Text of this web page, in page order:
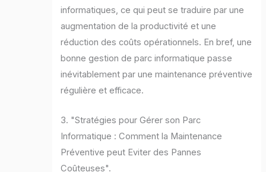
informatiques, ce qui peut se traduire par une
augmentation de la productivité et une
réduction des coûts opérationnels. En bref, une
bonne gestion de parc informatique passe
inévitablement par une maintenance préventive
régulière et efficace.
3. "Stratégies pour Gérer son Parc
Informatique : Comment la Maintenance
Préventive peut Eviter des Pannes
Coûteuses".